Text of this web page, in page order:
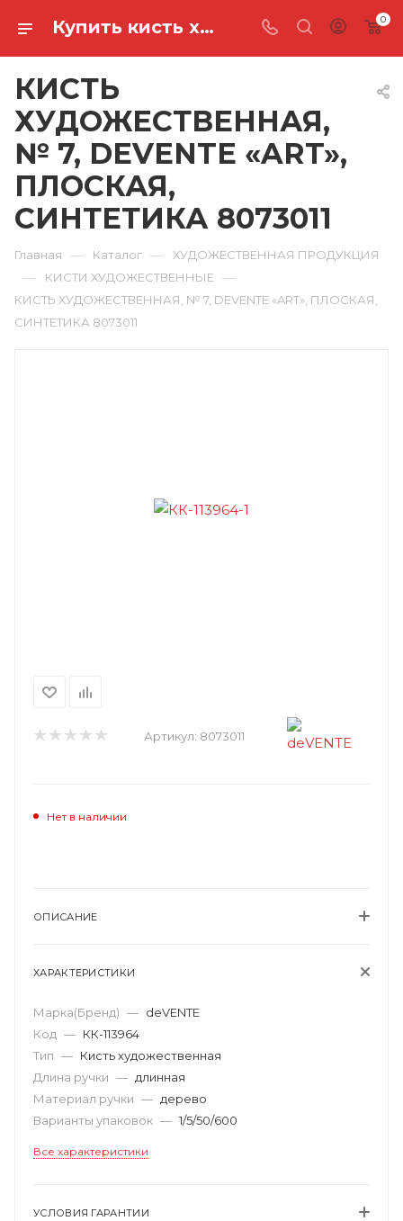
Купить кисть художественная, № 7, devente «art», плоская, синтетика 8073011 в Ростове-на-Дону 0
КИСТЬ
ХУДОЖЕСТВЕННАЯ,
№ 7, DEVENTE «ART»,
ПЛОСКАЯ,
СИНТЕТИКА 8073011
Главная — Каталог — ХУДОЖЕСТВЕННАЯ ПРОДУКЦИЯ
— КИСТИ ХУДОЖЕСТВЕННЫЕ —
КИСТЬ ХУДОЖЕСТВЕННАЯ, № 7, DEVENTE «ART», ПЛОСКАЯ,
СИНТЕТИКА 8073011
Артикул: 8073011
Нет в наличии
ОПИСАНИЕ
ХАРАКТЕРИСТИКИ
Марка(Бренд) — deVENTE
Код — КК-113964
Тип — Кисть художественная
Длина ручки — длинная
Материал ручки — дерево
Варианты упаковок — 1/5/50/600
Все характеристики
УСЛОВИЯ ГАРАНТИИ